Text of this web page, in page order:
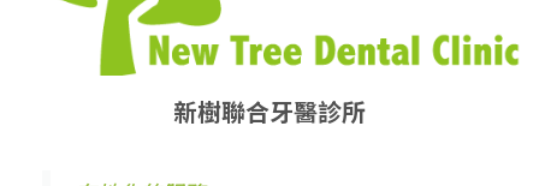
新樹聯合牙醫診所